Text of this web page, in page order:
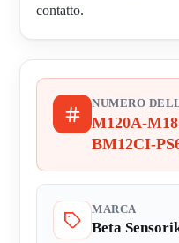
contatto.
NUMERO
M120A-
BM12CI-
MARCA
Beta